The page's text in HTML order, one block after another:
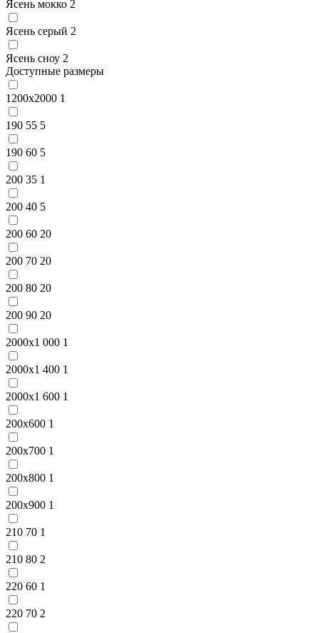
Ясень мокко 2
Ясень серый 2
Ясень сноу 2
Доступные размеры
1200x2000 1
190 55 5
190 60 5
200 35 1
200 40 5
200 60 20
200 70 20
200 80 20
200 90 20
2000x1 000 1
2000x1 400 1
2000x1 600 1
200x600 1
200x700 1
200x800 1
200x900 1
210 70 1
210 80 2
220 60 1
220 70 2